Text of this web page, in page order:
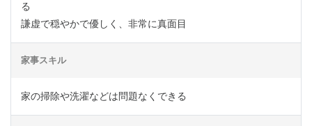
る
謙虚で穏やかで優しく、非常に真面目
家事スキル
家の掃除や洗濯などは問題なくできる